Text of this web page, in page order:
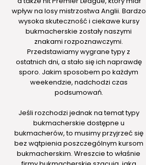
wpływ na losy mistrzostwa Anglii. Bardzo
wysoka skuteczność i ciekawe kursy
bukmacherskie zostały naszymi
znakami rozpoznawczymi.
Przedstawiamy wygrane typy z
ostatnich dni, a stało się ich naprawdę
sporo. Jakim sposobem po każdym
weekendzie, nadchodzi czas
podsumowań.
Jeśli rozchodzi jednak na temat typy
bukmacherskie dostępne u
bukmacherów, to musimy przyjrzeć się
bez wątpienia poszczególnym kursom
bukmacherskim. Wreszcie to właśnie